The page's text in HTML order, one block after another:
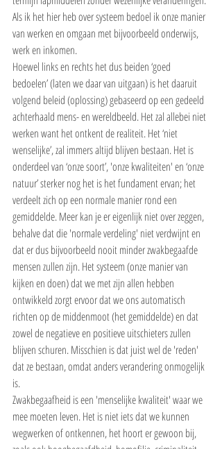
Als ik het hier heb over systeem bedoel ik onze manier
van werken en omgaan met bijvoorbeeld onderwijs,
werk en inkomen.
Hoewel links en rechts het dus beiden ‘goed
bedoelen’ (laten we daar van uitgaan) is het daaruit
volgend beleid (oplossing) gebaseerd op een gedeeld
achterhaald mens- en wereldbeeld. Het zal allebei niet
werken want het ontkent de realiteit. Het ‘niet
wenselijke’, zal immers altijd blijven bestaan. Het is
onderdeel van ‘onze soort’, 'onze kwaliteiten' en ‘onze
natuur’ sterker nog het is het fundament ervan; het
verdeelt zich op een normale manier rond een
gemiddelde. Meer kan je er eigenlijk niet over zeggen,
behalve dat die 'normale verdeling' niet verdwijnt en
dat er dus bijvoorbeeld nooit minder zwakbegaafde
mensen zullen zijn. Het systeem (onze manier van
kijken en doen) dat we met zijn allen hebben
ontwikkeld zorgt ervoor dat we ons automatisch
richten op de middenmoot (het gemiddelde) en dat
zowel de negatieve en positieve uitschieters zullen
blijven schuren. Misschien is dat juist wel de 'reden'
dat ze bestaan, omdat anders verandering onmogelijk
is.
Zwakbegaafheid is een 'menselijke kwaliteit' waar we
mee moeten leven. Het is niet iets dat we kunnen
wegwerken of ontkennen, het hoort er gewoon bij,